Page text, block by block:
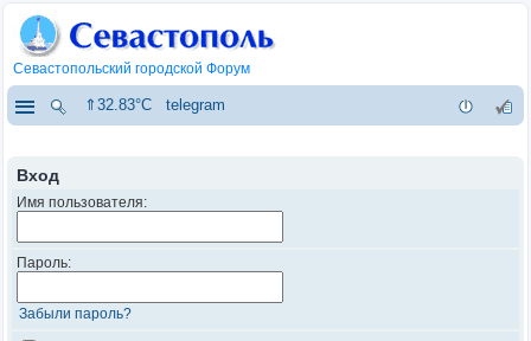
Севастопольский городской Форум
⇑32.83°C telegram
Вход
Имя пользователя:
Пароль:
Забыли пароль?